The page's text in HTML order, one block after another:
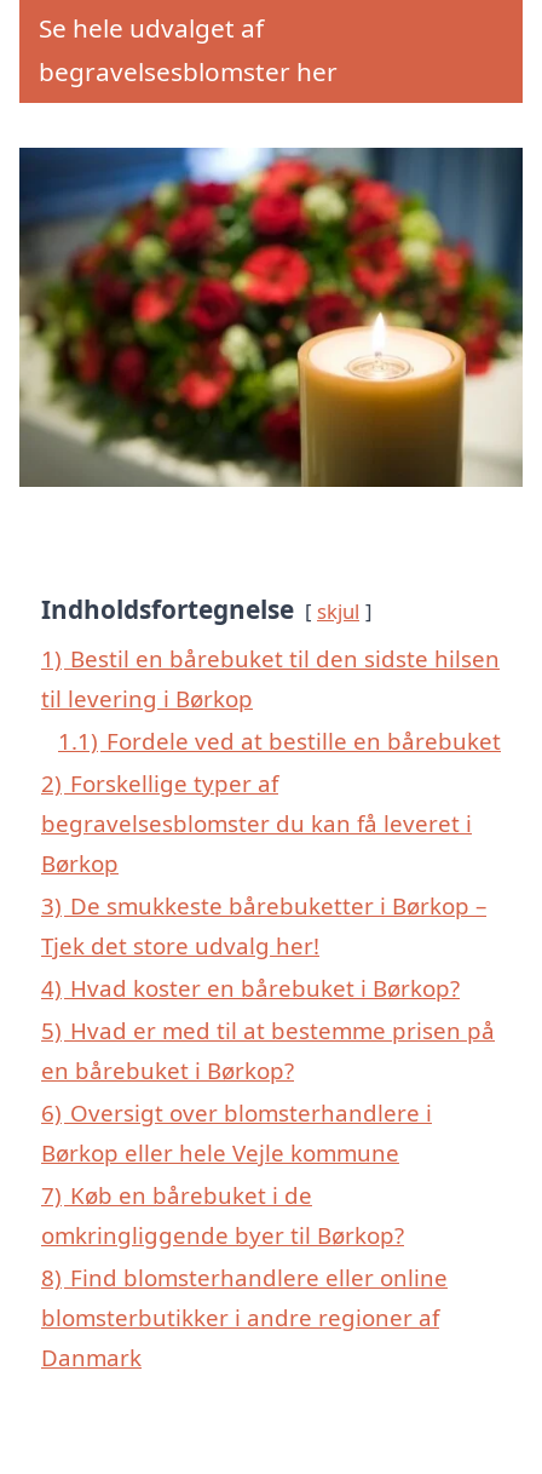
Se hele udvalget af
begravelsesblomster her
Indholdsfortegnelse skjul
1) Bestil en bårebuket til den sidste hilsen
til levering i Børkop
1.1) Fordele ved at bestille en bårebuket
2) Forskellige typer af
begravelsesblomster du kan få leveret i
Børkop
3) De smukkeste bårebuketter i Børkop –
Tjek det store udvalg her!
4) Hvad koster en bårebuket i Børkop?
5) Hvad er med til at bestemme prisen på
en bårebuket i Børkop?
6) Oversigt over blomsterhandlere i
Børkop eller hele Vejle kommune
7) Køb en bårebuket i de
omkringliggende byer til Børkop?
8) Find blomsterhandlere eller online
blomsterbutikker i andre regioner af
Danmark